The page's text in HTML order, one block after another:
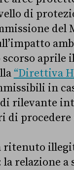
di
del
scorso aprile
“Direttiva
in
rilevante
di
ritenuto
relazione